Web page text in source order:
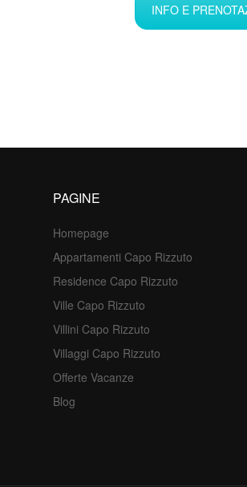
INFO E
PAGINE
Homepage
Appartamenti Capo Rizzuto
Residence Capo Rizzuto
Ville Capo Rizzuto
Villini Capo Rizzuto
Villaggi Capo Rizzuto
Offerte Vacanze
Blog